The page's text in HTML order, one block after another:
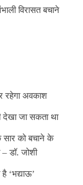
विरासत बचाने
रहेगा अवकाश
देखा जा सकता था
को बचाने के
डॉ. जोशी
‘भद्याऊ’